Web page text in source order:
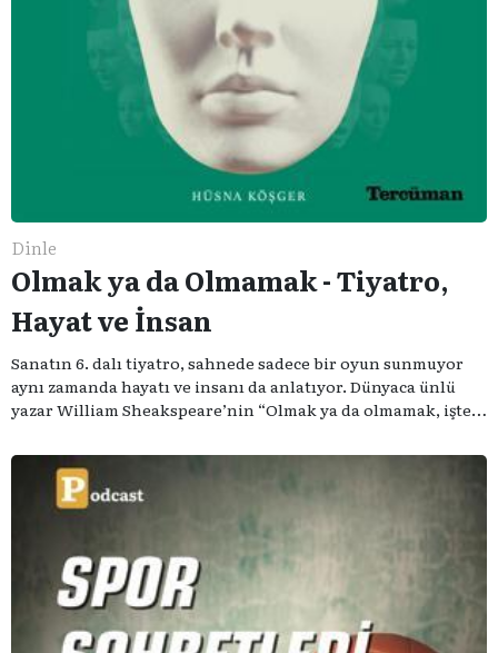
Dinle
Olmak ya da Olmamak - Tiyatro,
Hayat ve İnsan
Sanatın 6. dalı tiyatro, sahnede sadece bir oyun sunmuyor
aynı zamanda hayatı ve insanı da anlatıyor. Dünyaca ünlü
yazar William Sheakspeare’nin “Olmak ya da olmamak, işte
serimizde; tiyatroyu, alanının uzman isimleriyle
konuşuyoruz..